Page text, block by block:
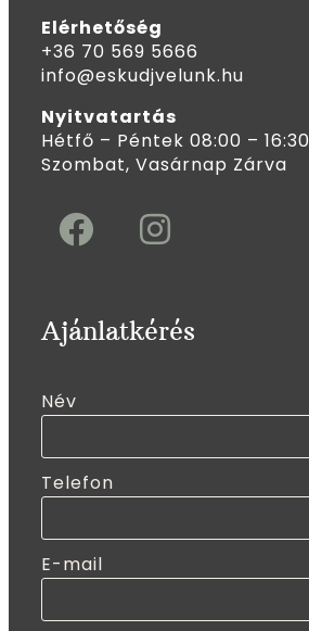
Elérhetőség
+36 70 569 5666
info@eskudjvelunk.hu
Nyitvatartás
Hétfő – Péntek 08:00 – 16:30
Szombat, Vasárnap Zárva
Ajánlatkérés
Név
Telefon
E-mail